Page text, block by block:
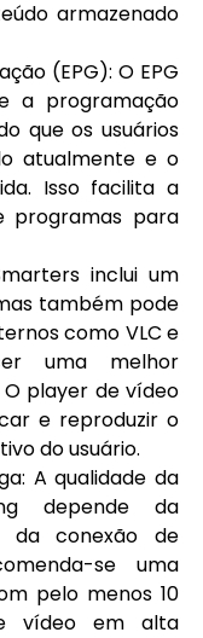
armazenado
(EPG): O EPG
a programação
que os usuários
atualmente e o
Isso facilita a
programas para
inclui um
também pode
como VLC e
uma melhor
O player de vídeo
e reproduzir o
do usuário.
A qualidade da
depende da
da conexão de
se uma
pelo menos 10
vídeo em alta